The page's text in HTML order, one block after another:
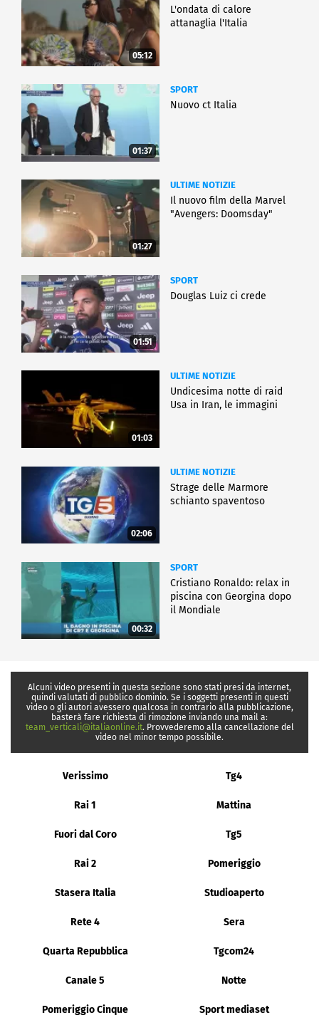
05:12
L'ondata di calore
attanaglia l'Italia
01:37
SPORT
Nuovo ct Italia
01:27
ULTIME NOTIZIE
Il nuovo film della Marvel
"Avengers: Doomsday"
01:51
SPORT
Douglas Luiz ci crede
01:03
ULTIME NOTIZIE
Undicesima notte di raid
Usa in Iran, le immagini
02:06
ULTIME NOTIZIE
Strage delle Marmore
schianto spaventoso
00:32
SPORT
Cristiano Ronaldo: relax in
piscina con Georgina dopo
il Mondiale
Alcuni video presenti in questa sezione sono stati presi da internet,
quindi valutati di pubblico dominio. Se i soggetti presenti in questi
video o gli autori avessero qualcosa in contrario alla pubblicazione,
basterà fare richiesta di rimozione inviando una mail a:
team_verticali@italiaonline.it. Provvederemo alla cancellazione del
video nel minor tempo possibile.
Verissimo Tg4
Rai 1 Mattina
Fuori dal Coro Tg5
Rai 2 Pomeriggio
Stasera Italia Studioaperto
Rete 4 Sera
Quarta Repubblica Tgcom24
Canale 5 Notte
Pomeriggio Cinque Sport mediaset